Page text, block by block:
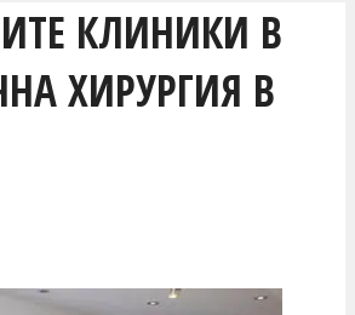
КЛИНИКИ В
ХИРУРГИЯ В